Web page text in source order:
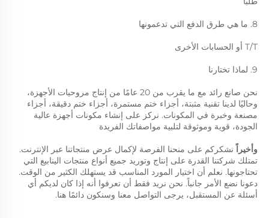
8. ما هي طرق الدفع التي تدعمونها
T/T أو الحسابات الأخرى
9. لماذا تختارنا
الجودة، قوية وموثوقة لتلبية مواصفاتك الفريدة
وأخيراً
أسئلة عن المستقبل، يرجى التواصل معنا وسنكون دائمًا هنا.